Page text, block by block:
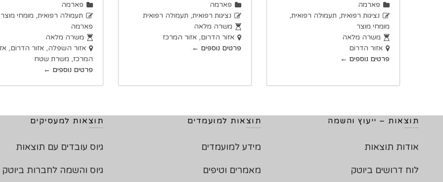
פארמה
נציגות רפואית תעמולה רפואית
מומחי מוצר
משרה מלאה
אזור הדרום
פרטים נוספים
פארמה
נציגות רפואית תעמולה רפואית
משרה מלאה
אזור הדרום אזור המרכז
פרטים נוספים
פארמה
תעמולה רפואית מומחי מוצר
פארמה
משרה מלאה
אזור השפלה אזור הדרום
המרכז משרת שטח
פרטים נוספים
תוצאות – ייעוץ והשמה
אודות תוצאות
לוח דרושים ביוטק
תוצאות למועמדים
מידע למועמדים
מאמרים וטיפים
תוצאות למעסיקים
גיוס עובדים עם תוצאות
גיוס והשמה לחברות ביוטק